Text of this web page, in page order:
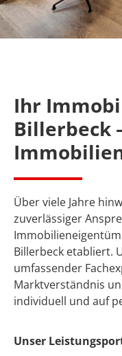
Ihr
Billerbeck
Über viele Jahre
zuverlässiger
Billerbeck etabliert.
umfassender
Marktverständnis
individuell und auf
Unser